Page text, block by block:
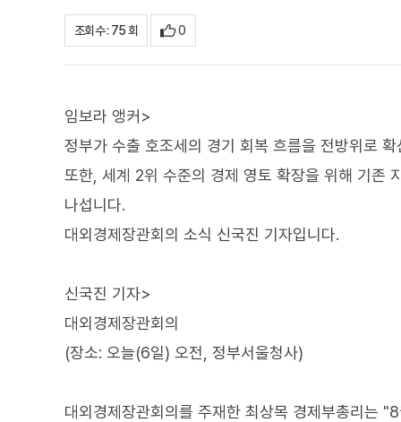
조회수 : 75 회 0
임보라 앵커>
정부가 수출 호조세의 경기 회복 흐름을 전방위로
또한, 세계 2위 수준의 경제 영토 확장을 위해 기존
나섭니다.
대외경제장관회의 소식 신국진 기자입니다.
신국진 기자>
대외경제장관회의
(장소: 오늘(6일) 오전, 정부서울청사)
대외경제장관회의를 주재한 최상목 경제부총리는